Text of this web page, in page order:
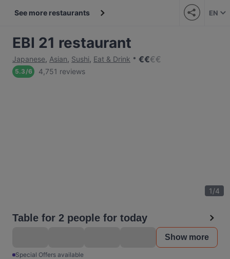
See more restaurants EN
EBI 21 restaurant
Japanese, Asian, Sushi, Eat & Drink €€€€
5.3/6 4,751 reviews
1/4
Table for 2 people for today
Show more
Special Offers available